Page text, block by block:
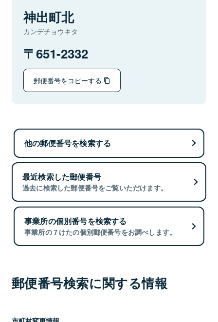
神出町北
カンデチョウキタ
651-2332
郵便番号をコピーする
他の郵便番号を検索する
最近検索した郵便番号
過去に検索した郵便番号をご覧いただけます。
事業所の個別番号を検索する
事業所の７けたの個別郵便番号をお調べします。
郵便番号検索に関する情報